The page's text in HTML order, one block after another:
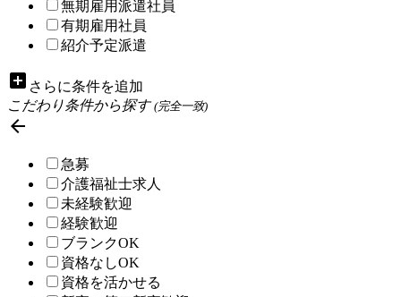
無期雇用派遣社員
有期雇用社員
紹介予定派遣
add_box さらに条件を追加
こだわり条件から探す(完全一致)

急募
介護福祉士求人
未経験歓迎
経験歓迎
ブランクOK
資格なしOK
資格を活かせる